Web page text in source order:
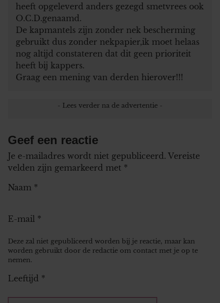
heeft opgeleverd anders gezegd smetvrees ook
O.C.D.genaamd.
De kapmantels zijn zonder nek bescherming
gebruikt dus zonder nekpapier,ik moet helaas
nog altijd constateren dat dit geen prioriteit
heeft bij kappers.
Graag een mening van derden hierover!!!
Geef een reactie
Je e-mailadres wordt niet gepubliceerd. Vereiste
velden zijn gemarkeerd met *
Naam *
E-mail *
Deze zal niet gepubliceerd worden bij je reactie, maar kan
worden gebruikt door de redactie om contact met je op te
nemen.
Leeftijd *